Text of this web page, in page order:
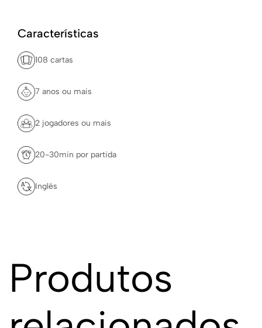
Características
108 cartas
7 anos ou mais
2 jogadores ou mais
20-30min por partida
Inglês
Produtos